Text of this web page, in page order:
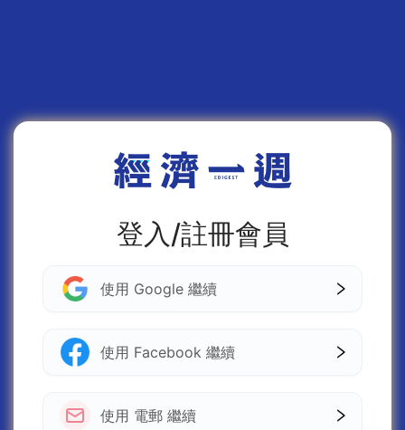
登入/註冊會員
使用 Google 繼續
使用 Facebook 繼續
使用 電郵 繼續